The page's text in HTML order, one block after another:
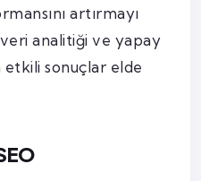
artırmayı
analitiği ve yapay
etkili sonuçlar elde